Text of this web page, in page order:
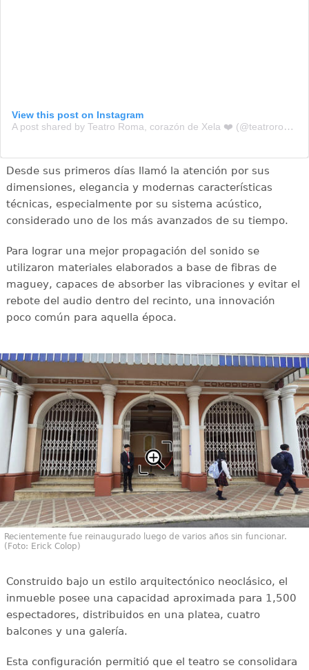
View this post on Instagram
A post shared by Teatro Roma, corazón de Xela ❤️ (@teatroroma.xela)
Desde sus primeros días llamó la atención por sus
dimensiones, elegancia y modernas características
técnicas, especialmente por su sistema acústico,
considerado uno de los más avanzados de su tiempo.
Para lograr una mejor propagación del sonido se
utilizaron materiales elaborados a base de fibras de
maguey, capaces de absorber las vibraciones y evitar el
rebote del audio dentro del recinto, una innovación
poco común para aquella época.
Recientemente fue reinaugurado luego de varios años sin funcionar.
(Foto: Erick Colop)
Construido bajo un estilo arquitectónico neoclásico, el
inmueble posee una capacidad aproximada para 1,500
espectadores, distribuidos en una platea, cuatro
balcones y una galería.
Esta configuración permitió que el teatro se consolidara